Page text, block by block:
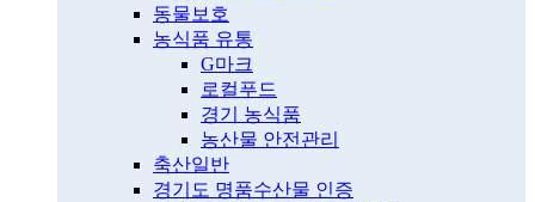
동물보호
농식품 유통
G마크
로컬푸드
경기 농식품
농산물 안전관리
축산일반
경기도 명품수산물 인증